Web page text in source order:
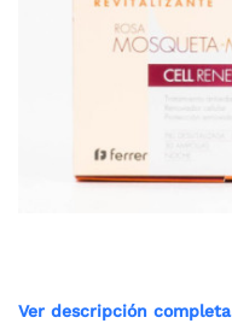
Ver descripción completa